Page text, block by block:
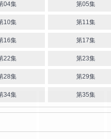
04集 第05集
10集 第11集
16集 第17集
22集 第23集
28集 第29集
34集 第35集